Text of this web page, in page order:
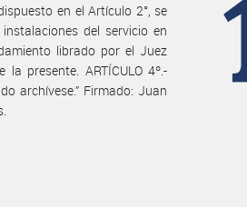
en el Artículo 2°, se
del servicio en
librado por el Juez
presente. ARTÍCULO 4º.-
archívese.” Firmado: Juan